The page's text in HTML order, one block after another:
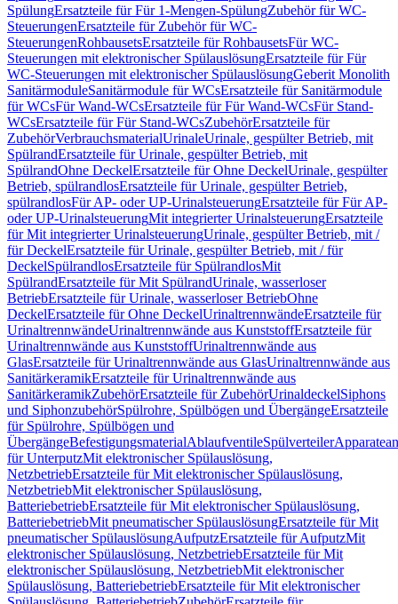
SpülungErsatzteile für Für 1-Mengen-SpülungZubehör für WC-
SteuerungenErsatzteile für Zubehör für WC-
SteuerungenRohbausetsErsatzteile für RohbausetsFür WC-
Steuerungen mit elektronischer SpülauslösungErsatzteile für Für
WC-Steuerungen mit elektronischer SpülauslösungGeberit Monolith
SanitärmoduleSanitärmodule für WCsErsatzteile für Sanitärmodule
für WCsFür Wand-WCsErsatzteile für Für Wand-WCsFür Stand-
WCsErsatzteile für Für Stand-WCsZubehörErsatzteile für
ZubehörVerbrauchsmaterialUrinaleUrinale, gespülter Betrieb, mit
SpülrandErsatzteile für Urinale, gespülter Betrieb, mit
SpülrandOhne DeckelErsatzteile für Ohne DeckelUrinale, gespülter
Betrieb, spülrandlosErsatzteile für Urinale, gespülter Betrieb,
spülrandlosFür AP- oder UP-UrinalsteuerungErsatzteile für Für AP-
oder UP-UrinalsteuerungMit integrierter UrinalsteuerungErsatzteile
für Mit integrierter UrinalsteuerungUrinale, gespülter Betrieb, mit /
für DeckelErsatzteile für Urinale, gespülter Betrieb, mit / für
DeckelSpülrandlosErsatzteile für SpülrandlosMit
SpülrandErsatzteile für Mit SpülrandUrinale, wasserloser
BetriebErsatzteile für Urinale, wasserloser BetriebOhne
DeckelErsatzteile für Ohne DeckelUrinaltrennwändeErsatzteile für
UrinaltrennwändeUrinaltrennwände aus KunststoffErsatzteile für
Urinaltrennwände aus KunststoffUrinaltrennwände aus
GlasErsatzteile für Urinaltrennwände aus GlasUrinaltrennwände aus
SanitärkeramikErsatzteile für Urinaltrennwände aus
SanitärkeramikZubehörErsatzteile für ZubehörUrinaldeckelSiphons
und SiphonzubehörSpülrohre, Spülbögen und ÜbergängeErsatzteile
für Spülrohre, Spülbögen und
ÜbergängeBefestigungsmaterialAblaufventileSpülverteiler
für UnterputzMit elektronischer Spülauslösung,
NetzbetriebErsatzteile für Mit elektronischer Spülauslösung,
NetzbetriebMit elektronischer Spülauslösung,
BatteriebetriebErsatzteile für Mit elektronischer Spülauslösung,
BatteriebetriebMit pneumatischer SpülauslösungErsatzteile für Mit
pneumatischer SpülauslösungAufputzErsatzteile für AufputzMit
elektronischer Spülauslösung, NetzbetriebErsatzteile für Mit
elektronischer Spülauslösung, NetzbetriebMit elektronischer
Spülauslösung, BatteriebetriebErsatzteile für Mit elektronischer